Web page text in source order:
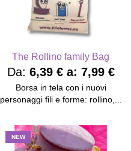
The Rollino family Bag
Da: 6,39 € a: 7,99 €
Borsa in tela con i nuovi
personaggi fili e forme: rollino,...
NEW